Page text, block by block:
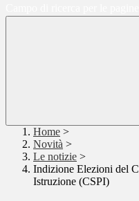
Home >
Novità >
Le notizie >
Indizione Elezioni del
Istruzione (CSPI)